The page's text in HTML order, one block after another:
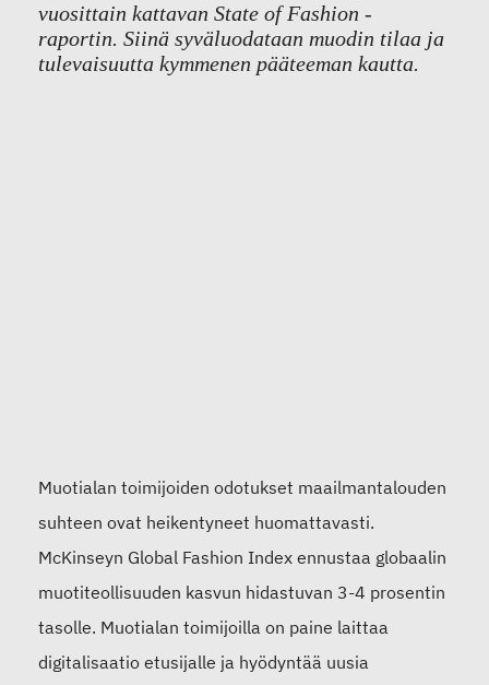
vuosittain kattavan State of Fashion -
raportin. Siinä syväluodataan muodin tilaa ja
tulevaisuutta kymmenen pääteeman kautta.
Muotialan toimijoiden odotukset maailmantalouden
suhteen ovat heikentyneet huomattavasti.
McKinseyn Global Fashion Index ennustaa globaalin
muotiteollisuuden kasvun hidastuvan 3-4 prosentin
tasolle. Muotialan toimijoilla on paine laittaa
digitalisaatio etusijalle ja hyödyntää uusia